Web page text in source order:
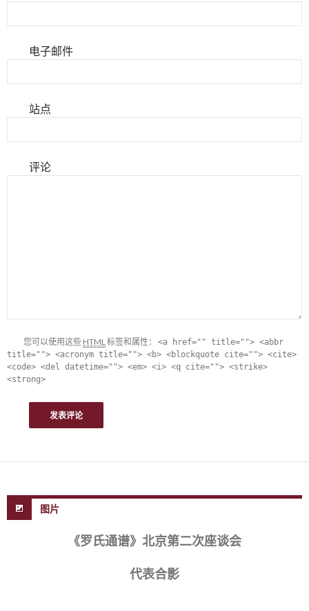
电子邮件
站点
评论
您可以使用这些 HTML标签和属性： <a href="" title=""> <abbr
title=""> <acronym title=""> <b> <blockquote cite=""> <cite>
<code> <del datetime=""> <em> <i> <q cite=""> <strike>
<strong>
图片
《罗氏通谱》北京第二次座谈会
代表合影